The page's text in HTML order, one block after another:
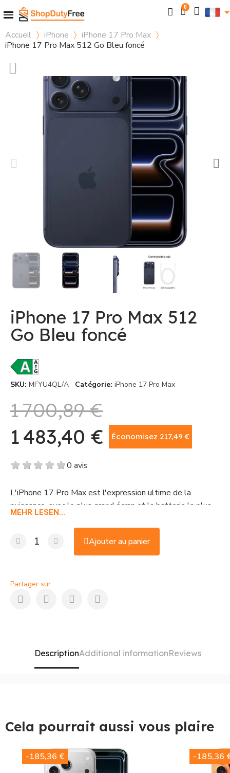
Accueil iPhone
iPhone 17 Pro Max
iPhone 17 Pro Max 512 Go Bleu foncé
iPhone 17 Pro Max 512
Go Bleu foncé
SKU MFYU4QL/A Catégorie iPhone 17 Pro Max
1 700,89 €
1 483,40 €
Économisez 217,49 €
0 avis
L'iPhone 17 Pro Max est l'expression ultime de la
puissance, avec le plus grand écran et la batterie la plus
durable jamais vus sur un iPhone. Conçu pour les créateurs
de contenu et les utilisateurs exigeants, il offre des
performances illimitées. Vous pouvez l'acheter au meilleur
prix de France chez Shop Duty Free.
MEHR LESEN...
Ajouter au panier
Partager sur
DescriptionAdditional informationReviews
Cela pourrait aussi vous plaire
-185,36 € -185,36